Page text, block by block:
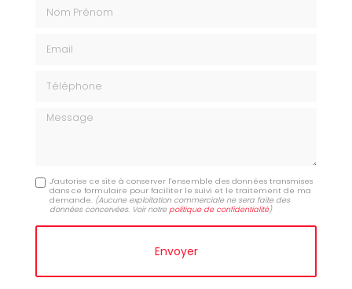
Message
J'autorise ce site à conserver l'ensemble des données transmises
dans ce formulaire pour faciliter le suivi et le traitement de ma
demande. (Aucune exploitation commerciale ne sera faite des
données concervées. Voir notrepolitique de confidentialité)